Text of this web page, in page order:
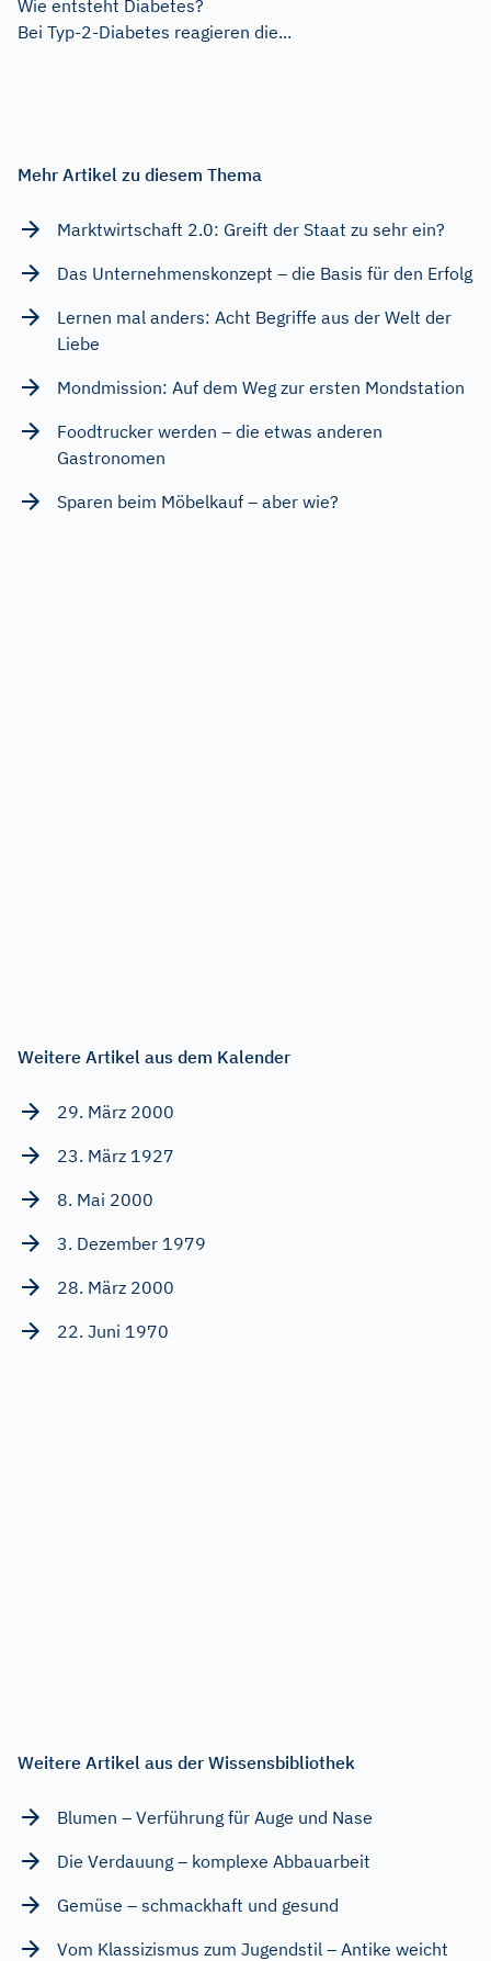
Wie entsteht Diabetes?
Bei Typ-2-Diabetes reagieren die...
Mehr Artikel zu diesem Thema
Marktwirtschaft 2.0: Greift der Staat zu sehr ein?
Das Unternehmenskonzept – die Basis für den Erfolg
Lernen mal anders: Acht Begriffe aus der Welt der
Liebe
Mondmission: Auf dem Weg zur ersten Mondstation
Foodtrucker werden – die etwas anderen
Gastronomen
Sparen beim Möbelkauf – aber wie?
Weitere Artikel aus dem Kalender
29. März 2000
23. März 1927
8. Mai 2000
3. Dezember 1979
28. März 2000
22. Juni 1970
Weitere Artikel aus der Wissensbibliothek
Blumen – Verführung für Auge und Nase
Die Verdauung – komplexe Abbauarbeit
Gemüse – schmackhaft und gesund
Vom Klassizismus zum Jugendstil – Antike weicht